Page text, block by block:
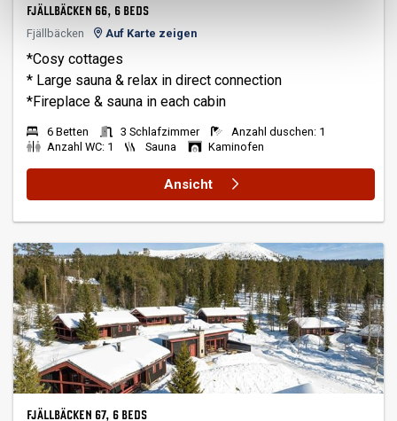
FJÄLLBÄCKEN 66, 6 BEDS
Fjällbäcken
Auf Karte zeigen
*Cosy cottages
* Large sauna & relax in direct connection
6 Betten 3 Schlafzimmer
Anzahl duschen: 1
Anzahl WC: 1
Sauna Kaminofen
Ansicht
FJÄLLBÄCKEN 67, 6 BEDS